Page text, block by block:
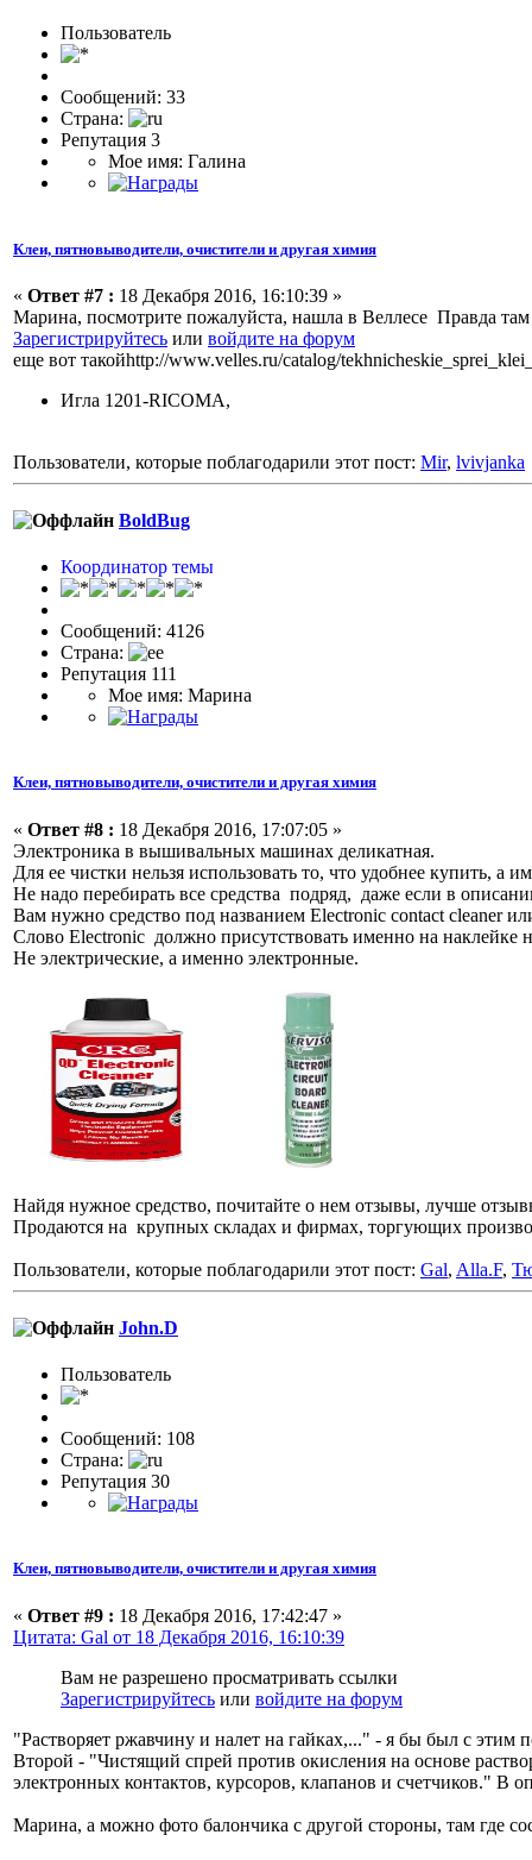
Пользоватeль
Сообщений: 33
Страна:
Репутация 3
Мое имя: Галина
Клеи, пятновыводители, очистители и другая химия
« Ответ #7 : 18 Декабря 2016, 16:10:39 »
Марина, посмотрите пожалуйста, нашла в Веллесе Правда
Зарегистрируйтесь или войдите на форум
еще вот такойhttp://www.velles.ru/catalog/
Игла 1201-RICOMA,
Пользователи, которые поблагодарили этот пост: Mir, lvivjanka
BoldBug
Координатор темы
Сообщений: 4126
Страна:
Репутация 111
Мое имя: Марина
Клеи, пятновыводители, очистители и другая химия
« Ответ #8 : 18 Декабря 2016, 17:07:05 »
Электроника в вышивальных машинах деликатная.
Для ее чистки нельзя использовать то, что удобнее купить,
Не надо перебирать все средства подряд, даже если в
Вам нужно средство под названием Electronic contact cleaner
Слово Electronic должно присутствовать именно на наклейке
Не электрические, а именно электронные.
Найдя нужное средство, почитайте о нем отзывы, лучше
Продаются на крупных складах и фирмах, торгующих
Пользователи, которые поблагодарили этот пост: Gal, Alla.F,
John.D
Пользовaтeль
Сообщений: 108
Страна:
Репутация 30
Клеи, пятновыводители, очистители и другая химия
« Ответ #9 : 18 Декабря 2016, 17:42:47 »
Цитата: Gal от 18 Декабря 2016, 16:10:39
Вам не разрешено просматривать ссылки
Зарегистрируйтесь или войдите на форум
"Растворяет ржавчину и налет на гайках,..." - я бы был с этим
Второй - "Чистящий спрей против окисления на основе
электронных контактов, курсоров, клапанов и счетчиков." В
Марина, а можно фото балончика с другой стороны, там где